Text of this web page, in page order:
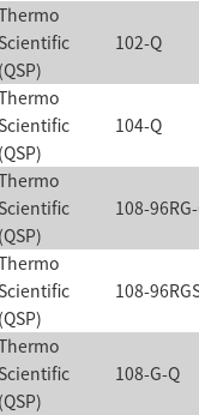
Scientific
(QSP)
102-Q
Scientific
(QSP)
104-Q
Scientific
(QSP)
108-
Scientific
(QSP)
108-
Scientific
(QSP)
108-G-Q